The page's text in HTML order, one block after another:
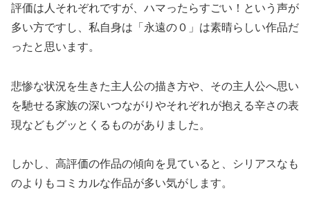
評価は人それぞれですが、ハマったらすごい！という声が
多い方ですし、私自身は「永遠の０」は素晴らしい作品だ
ったと思います。
悲惨な状況を生きた主人公の描き方や、その主人公へ思い
を馳せる家族の深いつながりやそれぞれが抱える辛さの表
現などもグッとくるものがありました。
しかし、高評価の作品の傾向を見ていると、シリアスなも
のよりもコミカルな作品が多い気がします。